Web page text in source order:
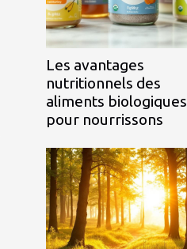
Les avantages
nutritionnels des
aliments biologiques
pour nourrissons